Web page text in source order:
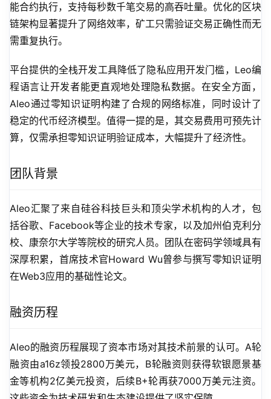
能合约执行，支持每秒数千笔交易的高吞吐量。优化的区块
链架构显著提升了网络效率，矿工只需验证交易正确性而无
需重复执行。
平台提供的全栈开发工具降低了隐私应用开发门槛，Leo编
程语言让开发者能更直观地处理隐私数据。在安全方面，
Aleo通过零知识证明构建了合规的网络标准，同时设计了
稳定的代币经济模型。值得一提的是，其交易费用可预先计
算，仅需承担零知识证明验证成本，大幅提升了经济性。
团队背景
Aleo汇聚了来自硅谷科技巨头和顶尖学术机构的人才，包
括谷歌、Facebook等企业的技术专家，以及加州伯克利分
校、康奈尔大学等院校的研究人员。团队在密码学领域具有
深厚积累，首席技术官Howard Wu曾参与撰写零知识证明
在Web3应用的基础性论文。
融资历程
Aleo的融资历程展现了资本市场对其技术前景的认可。A轮
融资由a16z领投2800万美元，B轮融资则获得软银愿景基
金等机构2亿美元投资，后续B+轮再获7000万美元注资。